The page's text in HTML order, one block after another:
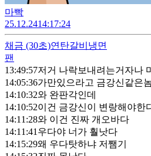
마빡
25.12.2414:17:24
채금 (30초)연탄갈비냉면
팬
13:49:57저거 나락보내려는거자나
14:05:36가만있으라고 금강신같은
14:10:32와 완판각인데
14:10:52이건 금강신이 변랑해야한
14:11:28와 이건 진짜 개오바다
14:11:41 우다야 너가 훨낫다
14:15:29왜 우다탓하냐 저쨈기